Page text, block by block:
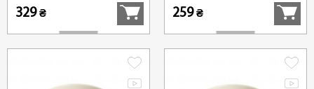
329₴ 259₴